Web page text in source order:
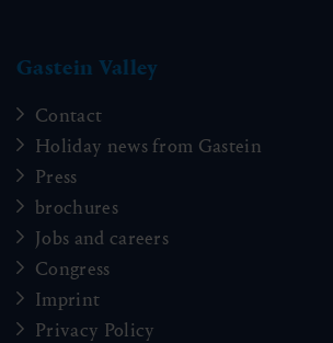
Gastein Valley
Contact
Holiday news from Gastein
Press
brochures
Jobs and careers
Congress
Imprint
Privacy Policy